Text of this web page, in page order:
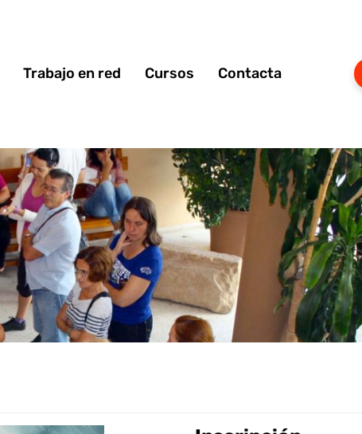
Trabajo en red Cursos Contacta